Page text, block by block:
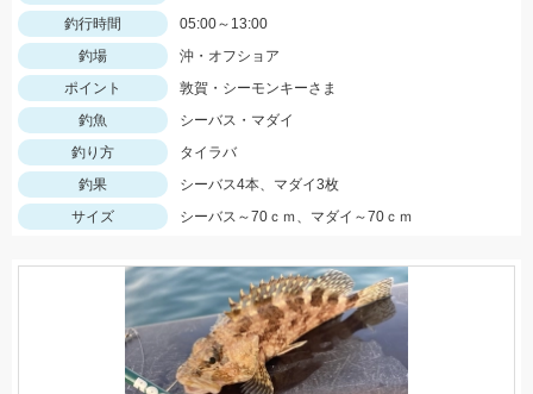
釣行時間
05:00～13:00
釣場
沖・オフショア
ポイント
敦賀・シーモンキーさま
釣魚
シーバス・マダイ
釣り方
タイラバ
釣果
シーバス4本、マダイ3枚
サイズ
シーバス～70ｃｍ、マダイ～70ｃｍ